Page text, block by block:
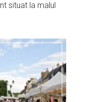
situat la malul